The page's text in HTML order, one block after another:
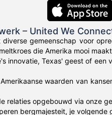
– United We
gemeenschap voor
die Amerika mooi
innovatie, Texas' geest of
waarden van
relaties opgebouwd via onze
bergmajesteit, je